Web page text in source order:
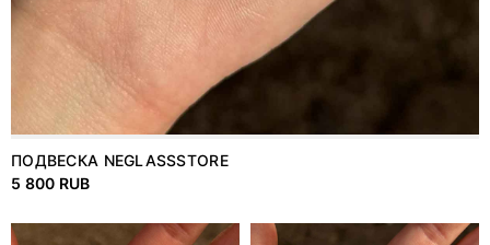
ПОДВЕСКА NEGLASSSTORE
5 800 RUB